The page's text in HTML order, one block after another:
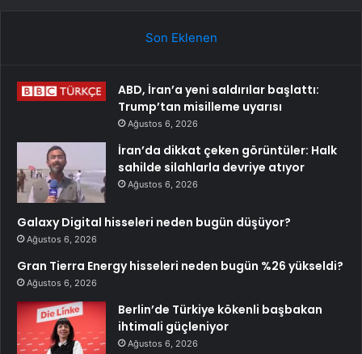
Son Eklenen
ABD, İran’a yeni saldırılar başlattı:
Trump’tan misilleme uyarısı
Ağustos 6, 2026
İran’da dikkat çeken görüntüler: Halk
sahilde silahlarla devriye atıyor
Ağustos 6, 2026
Galaxy Digital hisseleri neden bugün düşüyor?
Ağustos 6, 2026
Gran Tierra Energy hisseleri neden bugün %26 yükseldi?
Ağustos 6, 2026
Berlin’de Türkiye kökenli başbakan
ihtimali güçleniyor
Ağustos 6, 2026